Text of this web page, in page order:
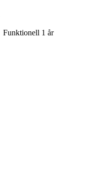
Funktionell 1 år